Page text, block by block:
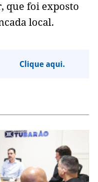
que foi exposto
local.
Clique aqui.